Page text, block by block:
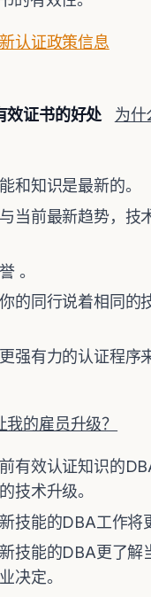
认证政策信息
效证书的好处
为什
和知识是最新的。
当前最新趋势，技
。
的同行说着相同的
强有力的认证程序
的雇员升级？
有效认证知识的
技术升级。
技能的DBA工作将
技能的DBA更了解
决定。